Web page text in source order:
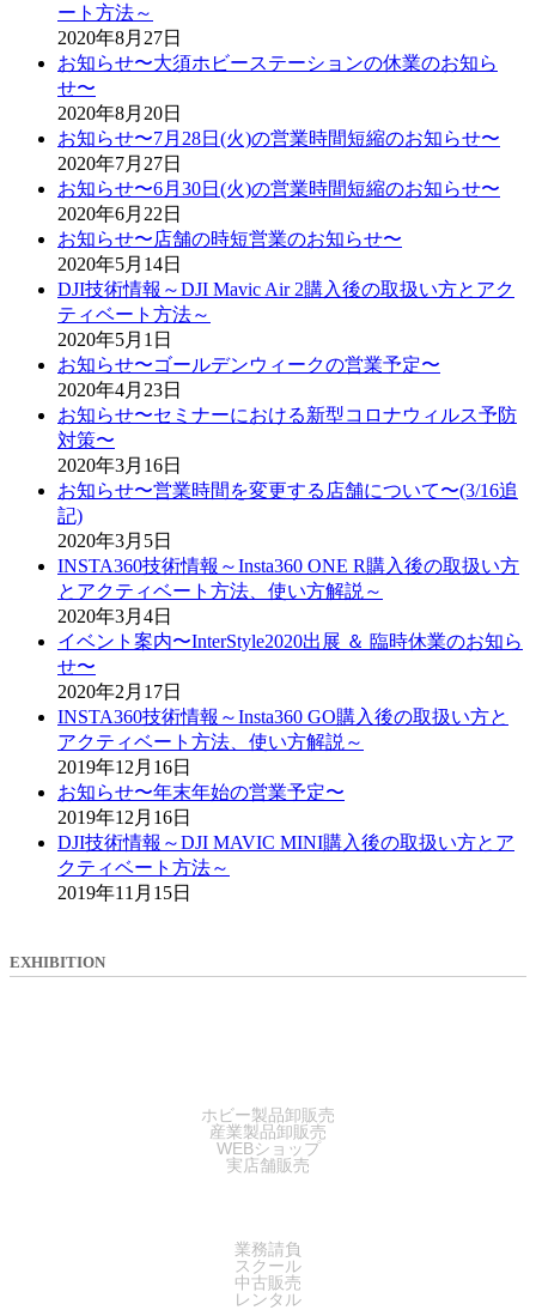
ート方法～
2020年8月27日
お知らせ〜大須ホビーステーションの休業のお知ら
せ〜
2020年8月20日
お知らせ〜7月28日(火)の営業時間短縮のお知らせ〜
2020年7月27日
お知らせ〜6月30日(火)の営業時間短縮のお知らせ〜
2020年6月22日
お知らせ〜店舗の時短営業のお知らせ〜
2020年5月14日
DJI技術情報～DJI Mavic Air 2購入後の取扱い方とアク
ティベート方法～
2020年5月1日
お知らせ〜ゴールデンウィークの営業予定〜
2020年4月23日
お知らせ〜セミナーにおける新型コロナウィルス予防
対策〜
2020年3月16日
お知らせ〜営業時間を変更する店舗について〜(3/16追
記)
2020年3月5日
INSTA360技術情報～Insta360 ONE R購入後の取扱い方
とアクティベート方法、使い方解説～
2020年3月4日
イベント案内〜InterStyle2020出展 ＆ 臨時休業のお知ら
せ〜
2020年2月17日
INSTA360技術情報～Insta360 GO購入後の取扱い方と
アクティベート方法、使い方解説～
2019年12月16日
お知らせ〜年末年始の営業予定〜
2019年12月16日
DJI技術情報～DJI MAVIC MINI購入後の取扱い方とア
クティベート方法～
2019年11月15日
EXHIBITION
ホビー製品卸販売
産業製品卸販売
WEBショップ
実店舗販売
業務請負
スクール
中古販売
レンタル